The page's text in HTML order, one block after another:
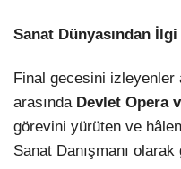
Sanat Dünyasından İlgi
Final gecesini izleyenler
arasında Devlet Opera
görevini yürüten ve hâlen
Sanat Danışmanı